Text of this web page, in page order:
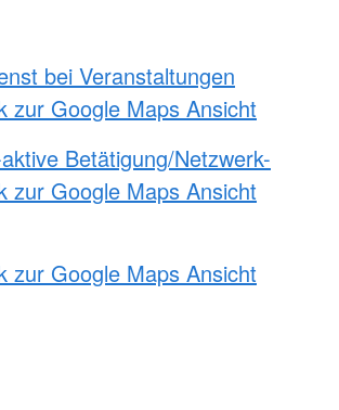
bei Veranstaltungen
zur Google Maps Ansicht
Betätigung/Netzwerk-
zur Google Maps Ansicht
zur Google Maps Ansicht